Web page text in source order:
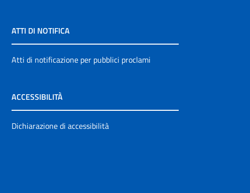
ATTI DI NOTIFICA
Atti di notificazione per pubblici proclami
ACCESSIBILITÀ
Dichiarazione di accessibilità